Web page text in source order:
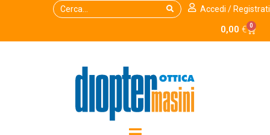
Accedi / Registrati
0,00 € 0